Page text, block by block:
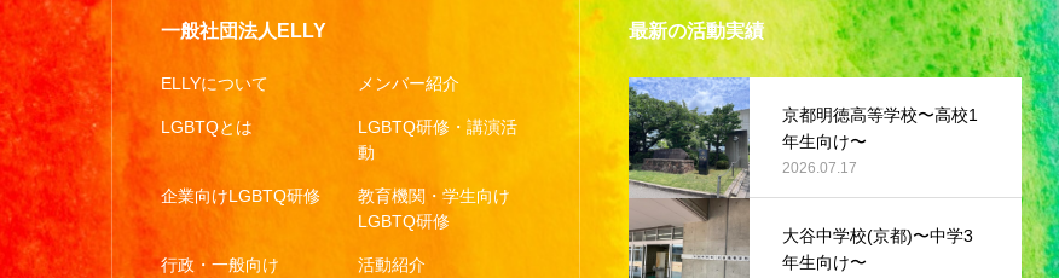
一般社団法人ELLY
ELLYについて メンバー紹介
LGBTQとは
LGBTQ研修・講演活
動
企業向けLGBTQ研修
教育機関・学生向け
LGBTQ研修
行政・一般向け
活動紹介
最新の活動実績
京都明徳高等学校〜高校1
年生向け〜
2026.07.17
大谷中学校(京都)〜中学3
年生向け〜